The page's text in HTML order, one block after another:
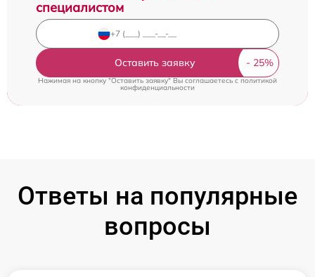
специалистом
Оставить заявку
Нажимая на кнопку "Оставить заявку" Вы соглашаетесь cполитикой
конфиденциальности
Ответы на популярные
вопросы